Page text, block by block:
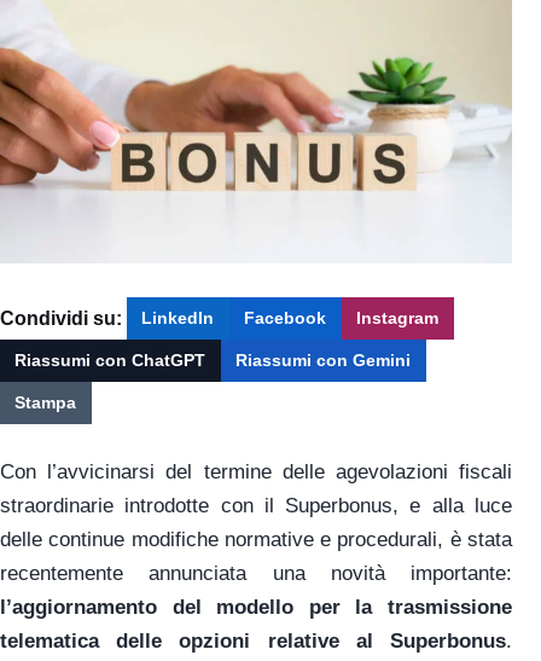
Condividi su: LinkedIn Facebook Instagram
Riassumi con ChatGPT Riassumi con Gemini
Stampa
Con l’avvicinarsi del termine delle agevolazioni fiscali
straordinarie introdotte con il Superbonus, e alla luce
delle continue modifiche normative e procedurali, è stata
recentemente annunciata una novità importante:
l’aggiornamento del modello per la trasmissione
telematica delle opzioni relative al Superbonus.